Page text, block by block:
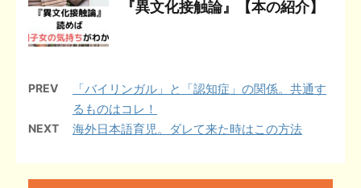
『異文化接触論』【本の紹介】
PREV
「バイリンガル」と「認知症」の関係。共通す
るものはコレ！
NEXT 海外日本語育児。ダレて来た時はこの方法